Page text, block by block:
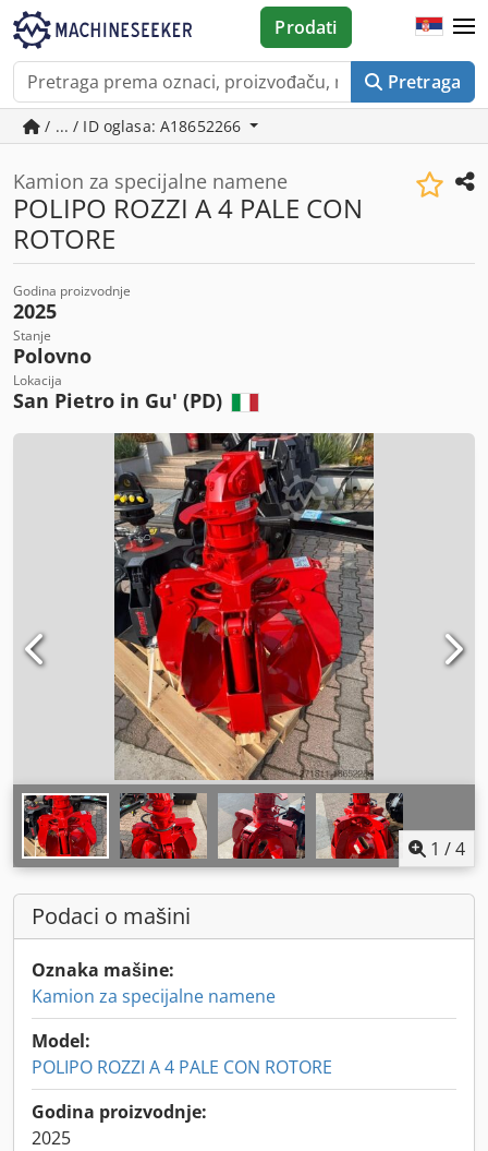
Pretraga
Prodati
/ ... / ID oglasa: A18652266
Kamion za specijalne namene
POLIPO ROZZI A 4 PALE CON
ROTORE
Godina proizvodnje
2025
Stanje
Polovno
Lokacija
San Pietro in Gu' (PD)
1 /4
Podaci o mašini
Oznaka mašine:
Kamion za specijalne namene
Model:
POLIPO ROZZI A 4 PALE CON ROTORE
Godina proizvodnje:
2025